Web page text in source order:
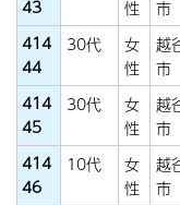
43
性
市
414
44
30代
女
性
越
市
414
45
30代
女
性
越
市
414
46
10代
女
性
越
市